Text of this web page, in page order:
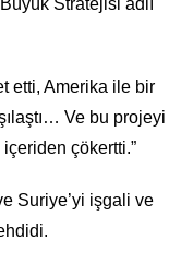
Stratejisi adlı
etti, Amerika ile bir
Ve bu projeyi
içeriden çökertti.”
Suriye’yi işgali ve